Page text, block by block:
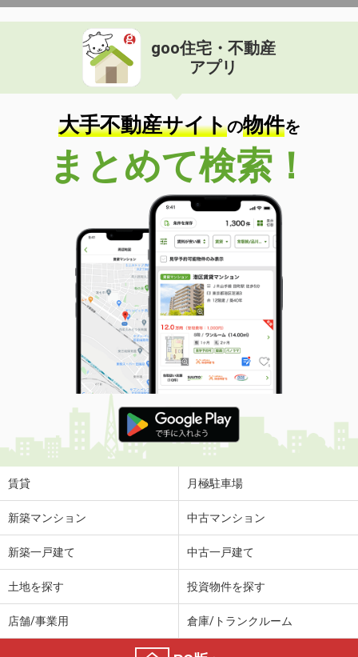
goo住宅・不動産
アプリ
大手不動産サイトの物件を
まとめて検索！
賃貸 月極駐車場
新築マンション 中古マンション
新築一戸建て 中古一戸建て
土地を探す 投資物件を探す
店舗/事業用 倉庫/トランクルーム